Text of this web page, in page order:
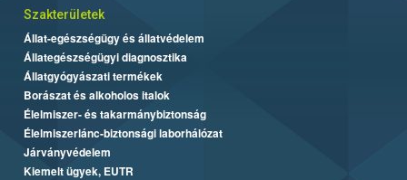
Szakterületek
Állat-egészségügy és állatvédelem
Állategészségügyi diagnosztika
Állatgyógyászati termékek
Borászat és alkoholos italok
Élelmiszer- és takarmánybiztonság
Élelmiszerlánc-biztonsági laborhálózat
Járványvédelem
Kiemelt ügyek, EUTR